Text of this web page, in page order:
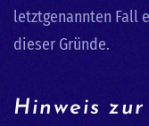
letztgenannten Fall
dieser Gründe.
Hinweis